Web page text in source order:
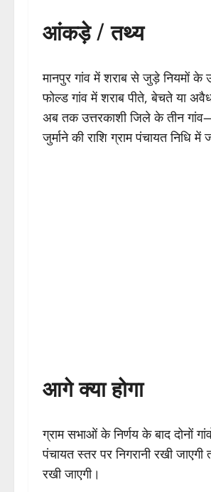
आंकड़े / तथ्य
मानपुर गांव में शराब से जुड़े नियमों
फोल्ड गांव में शराब पीते, बेचते या
अब तक उत्तरकाशी जिले के तीन
जुर्माने की राशि ग्राम पंचायत निधि
आगे क्या होगा
ग्राम सभाओं के निर्णय के बाद दोनों
पंचायत स्तर पर निगरानी रखी
रखी जाएगी।